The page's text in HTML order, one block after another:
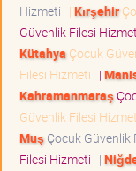
Hizmeti | Kırşehir
Güvenlik Filesi
Kütahya Çocuk
Filesi Hizmeti |
Kahramanmaraş
Güvenlik Filesi
Muş Çocuk Güvenlik
Filesi Hizmeti |